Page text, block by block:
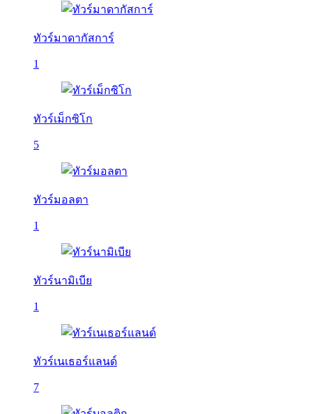
ทัวร์มาดากัสการ์
1
ทัวร์เม็กซิโก
5
ทัวร์มอลตา
1
ทัวร์นามิเบีย
1
ทัวร์เนเธอร์แลนด์
7